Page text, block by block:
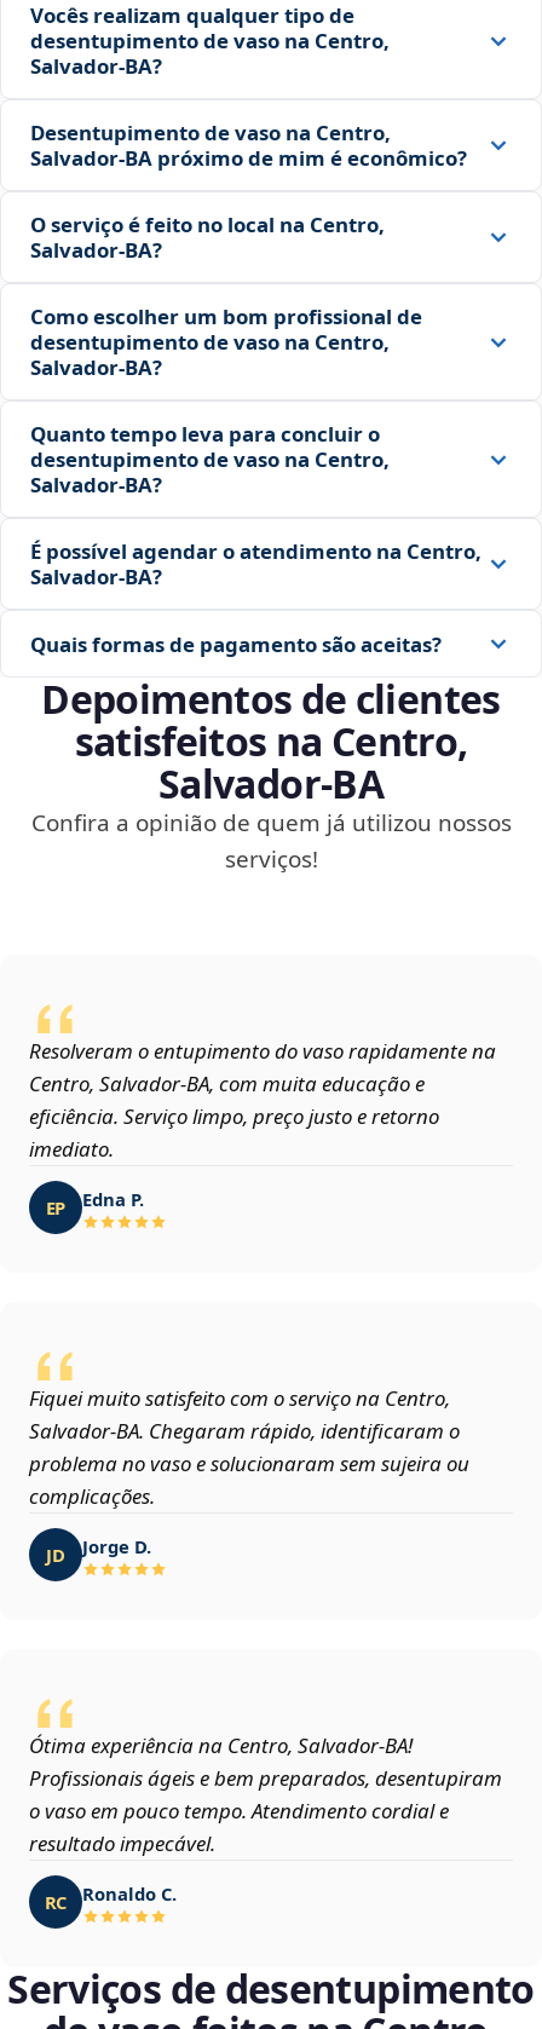
Vocês realizam qualquer tipo de
desentupimento de vaso na Centro,
Salvador‑BA?
Desentupimento de vaso na Centro,
Salvador‑BA próximo de mim é econômico?
O serviço é feito no local na Centro,
Salvador‑BA?
Como escolher um bom profissional de
desentupimento de vaso na Centro,
Salvador‑BA?
Quanto tempo leva para concluir o
desentupimento de vaso na Centro,
Salvador‑BA?
É possível agendar o atendimento na Centro,
Salvador‑BA?
Quais formas de pagamento são aceitas?
Depoimentos de clientes
satisfeitos na Centro,
Salvador‑BA
Confira a opinião de quem já utilizou nossos
serviços!
Resolveram o entupimento do vaso rapidamente na
Centro, Salvador‑BA, com muita educação e
eficiência. Serviço limpo, preço justo e retorno
imediato.
EP Edna P.
Fiquei muito satisfeito com o serviço na Centro,
Salvador‑BA. Chegaram rápido, identificaram o
problema no vaso e solucionaram sem sujeira ou
complicações.
JD Jorge D.
Ótima experiência na Centro, Salvador‑BA!
Profissionais ágeis e bem preparados, desentupiram
o vaso em pouco tempo. Atendimento cordial e
resultado impecável.
RC Ronaldo C.
Serviços de desentupimento